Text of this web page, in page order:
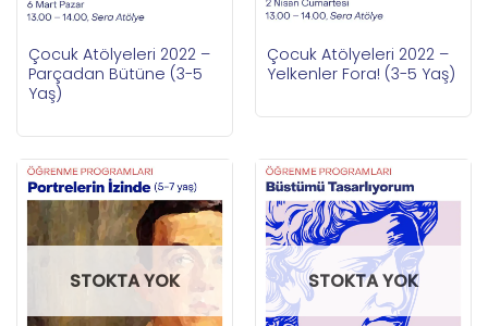
Çocuk Atölyeleri 2022 –
Parçadan Bütüne (3-5
Yaş)
Çocuk Atölyeleri 2022 –
Yelkenler Fora! (3-5 Yaş)
STOKTA YOK STOKTA YOK